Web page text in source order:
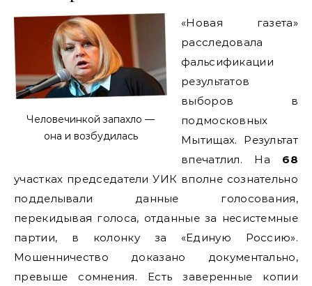
Человечинкой запахло —
она и возбудилась
«Новая газета»
расследовала
фальсификации
результатов
выборов в
подмосковных
Мытищах. Результат
впечатлил. На 68
участках председатели УИК вполне сознательно
подделывали данные голосования,
перекидывая голоса, отданные за несистемные
партии, в колонку за «Единую Россию».
Мошенничество доказано документально,
превыше сомнения. Есть заверенные копии